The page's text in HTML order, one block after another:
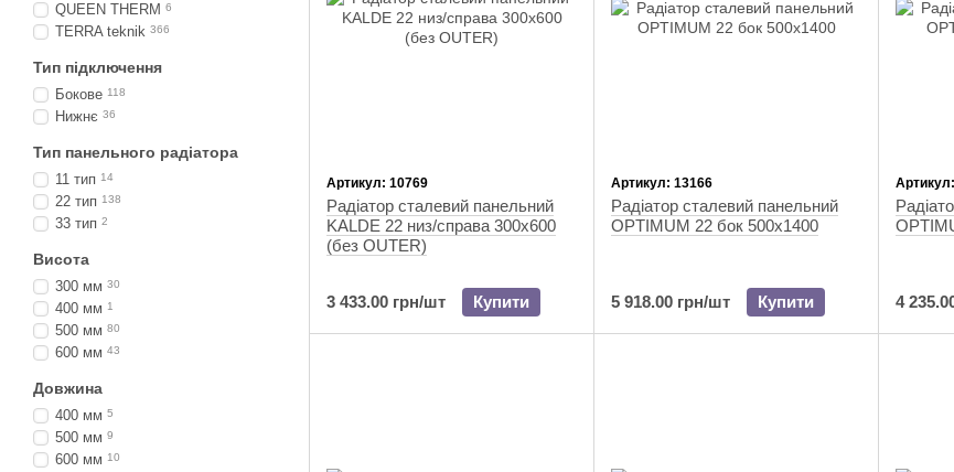
Артикул: 10769
Радіатор сталевий панельний
KALDE 22 низ/справа 300x600
(без OUTER)
3 433.00 грн/шт Купити
Артикул: 13166
Радіатор сталевий панельний
OPTIMUM 22 бок 500х1400
5 918.00 грн/шт Купити 4
QUEEN THERM 6
TERRA teknik 366
Тип підключення
Бокове 118
Нижнє 36
Тип панельного радіатора
11 тип 14
22 тип 138
33 тип 2
Висота
300 мм 30
400 мм 1
500 мм 80
600 мм 43
Довжина
400 мм 5
500 мм 9
600 мм 10